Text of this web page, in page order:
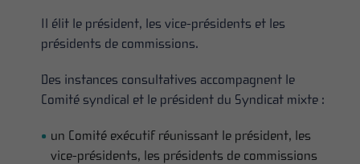
Il élit le président, les vice-présidents et les
présidents de commissions.
Des instances consultatives accompagnent le
Comité syndical et le président du Syndicat mixte :
un Comité exécutif réunissant le président, les
vice-présidents, les présidents de commissions